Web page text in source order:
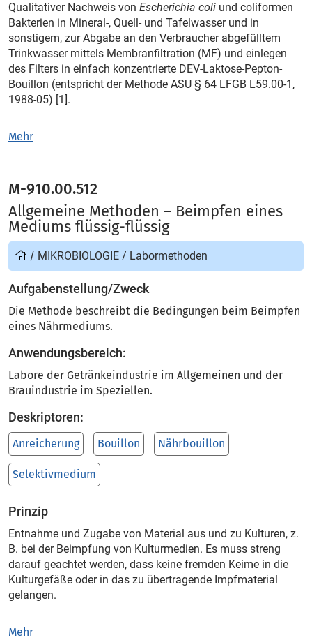
Qualitativer Nachweis von Escherichia coli und coliformen
Bakterien in Mineral-, Quell- und Tafelwasser und in
sonstigem, zur Abgabe an den Verbraucher abgefülltem
Trinkwasser mittels Membranfiltration (MF) und einlegen
des Filters in einfach konzentrierte DEV-Laktose-Pepton-
Bouillon (entspricht der Methode ASU § 64 LFGB L59.00-1,
1988-05) [1].
Mehr
M-910.00.512
Allgemeine Methoden – Beimpfen eines
Mediums flüssig-flüssig
/ MIKROBIOLOGIE / Labormethoden
Aufgabenstellung/Zweck
Die Methode beschreibt die Bedingungen beim Beimpfen
eines Nährmediums.
Anwendungsbereich:
Labore der Getränkeindustrie im Allgemeinen und der
Brauindustrie im Speziellen.
Deskriptoren:
Anreicherung Bouillon Nährbouillon
Selektivmedium
Prinzip
Entnahme und Zugabe von Material aus und zu Kulturen, z.
B. bei der Beimpfung von Kulturmedien. Es muss streng
darauf geachtet werden, dass keine fremden Keime in die
Kulturgefäße oder in das zu übertragende Impfmaterial
gelangen.
Mehr